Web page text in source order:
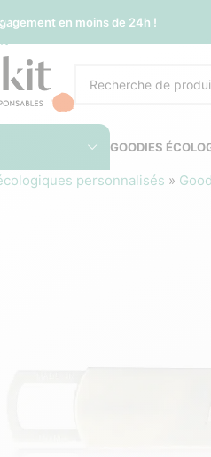
en moins de 24h !
GOODIES
personnalisés »